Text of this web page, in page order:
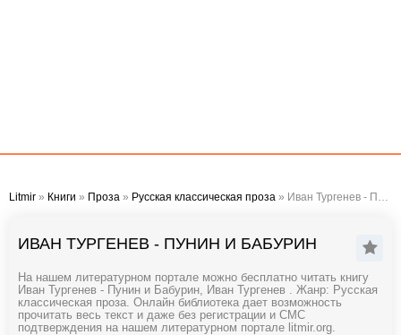
Litmir » Книги » Проза » Русская классическая проза » Иван Тургенев - Пунин и Бабурин
ИВАН ТУРГЕНЕВ - ПУНИН И БАБУРИН
На нашем литературном портале можно бесплатно читать книгу
Иван Тургенев - Пунин и Бабурин, Иван Тургенев . Жанр: Русская
классическая проза. Онлайн библиотека дает возможность
прочитать весь текст и даже без регистрации и СМС
подтверждения на нашем литературном портале litmir.org.